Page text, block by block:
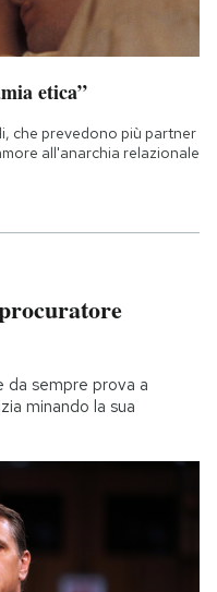
etica”
che prevedono più partner
all'anarchia relazionale
da sempre prova a
minando la sua